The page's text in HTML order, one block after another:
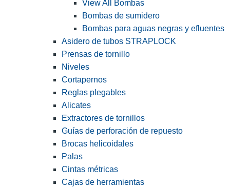
View All Bombas
Bombas de sumidero
Bombas para aguas negras y efluentes
Asidero de tubos STRAPLOCK
Prensas de tornillo
Niveles
Cortapernos
Reglas plegables
Alicates
Extractores de tornillos
Guías de perforación de repuesto
Brocas helicoidales
Palas
Cintas métricas
Cajas de herramientas